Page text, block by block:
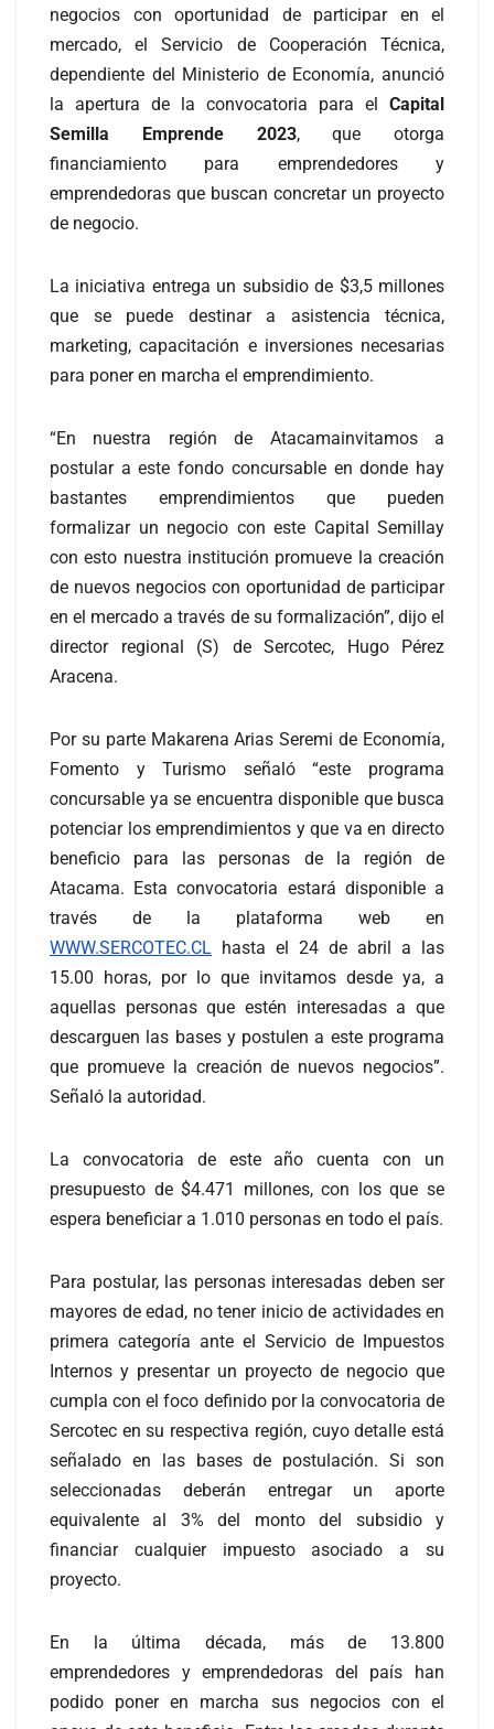
negocios con oportunidad de participar en el
mercado, el Servicio de Cooperación Técnica,
dependiente del Ministerio de Economía, anunció
la apertura de la convocatoria para el Capital
Semilla Emprende 2023, que otorga
financiamiento para emprendedores y
emprendedoras que buscan concretar un proyecto
de negocio.
La iniciativa entrega un subsidio de $3,5 millones
que se puede destinar a asistencia técnica,
marketing, capacitación e inversiones necesarias
para poner en marcha el emprendimiento.
“En nuestra región de Atacamainvitamos a
postular a este fondo concursable en donde hay
bastantes emprendimientos que pueden
formalizar un negocio con este Capital Semillay
con esto nuestra institución promueve la creación
de nuevos negocios con oportunidad de participar
en el mercado a través de su formalización”, dijo el
director regional (S) de Sercotec, Hugo Pérez
Aracena.
Por su parte Makarena Arias Seremi de Economía,
Fomento y Turismo señaló “este programa
concursable ya se encuentra disponible que busca
potenciar los emprendimientos y que va en directo
beneficio para las personas de la región de
Atacama. Esta convocatoria estará disponible a
través de la plataforma web en
WWW.SERCOTEC.CL hasta el 24 de abril a las
15.00 horas, por lo que invitamos desde ya, a
aquellas personas que estén interesadas a que
descarguen las bases y postulen a este programa
que promueve la creación de nuevos negocios”.
Señaló la autoridad.
La convocatoria de este año cuenta con un
presupuesto de $4.471 millones, con los que se
espera beneficiar a 1.010 personas en todo el país.
Para postular, las personas interesadas deben ser
mayores de edad, no tener inicio de actividades en
primera categoría ante el Servicio de Impuestos
Internos y presentar un proyecto de negocio que
cumpla con el foco definido por la convocatoria de
Sercotec en su respectiva región, cuyo detalle está
señalado en las bases de postulación. Si son
seleccionadas deberán entregar un aporte
equivalente al 3% del monto del subsidio y
financiar cualquier impuesto asociado a su
proyecto.
En la última década, más de 13.800
emprendedores y emprendedoras del país han
podido poner en marcha sus negocios con el